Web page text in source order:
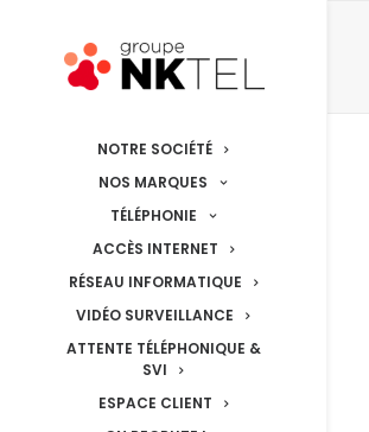
NOTRE SOCIÉTÉ
NOS MARQUES
TÉLÉPHONIE
ACCÈS INTERNET
RÉSEAU INFORMATIQUE
VIDÉO SURVEILLANCE
ATTENTE TÉLÉPHONIQUE &
SVI
ESPACE CLIENT